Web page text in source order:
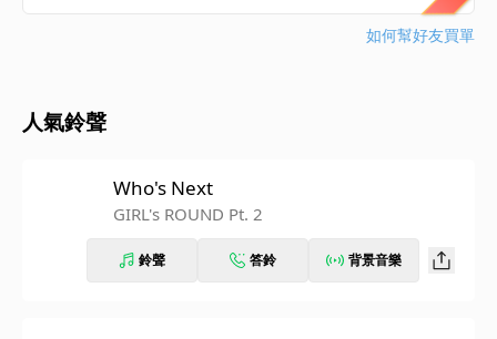
如何幫好友買單
人氣鈴聲
Who's Next
GIRL's ROUND Pt. 2
鈴聲 答鈴 背景音樂